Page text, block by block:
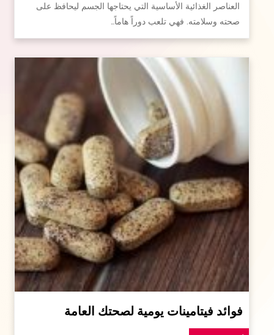
العناصر الغذائية الأساسية التي يحتاجها الجسم ليحافظ على
صحته وسلامته. فهي تلعب دوراً هاماً…
فوائد فيتامينات يومية لصحتك العامة